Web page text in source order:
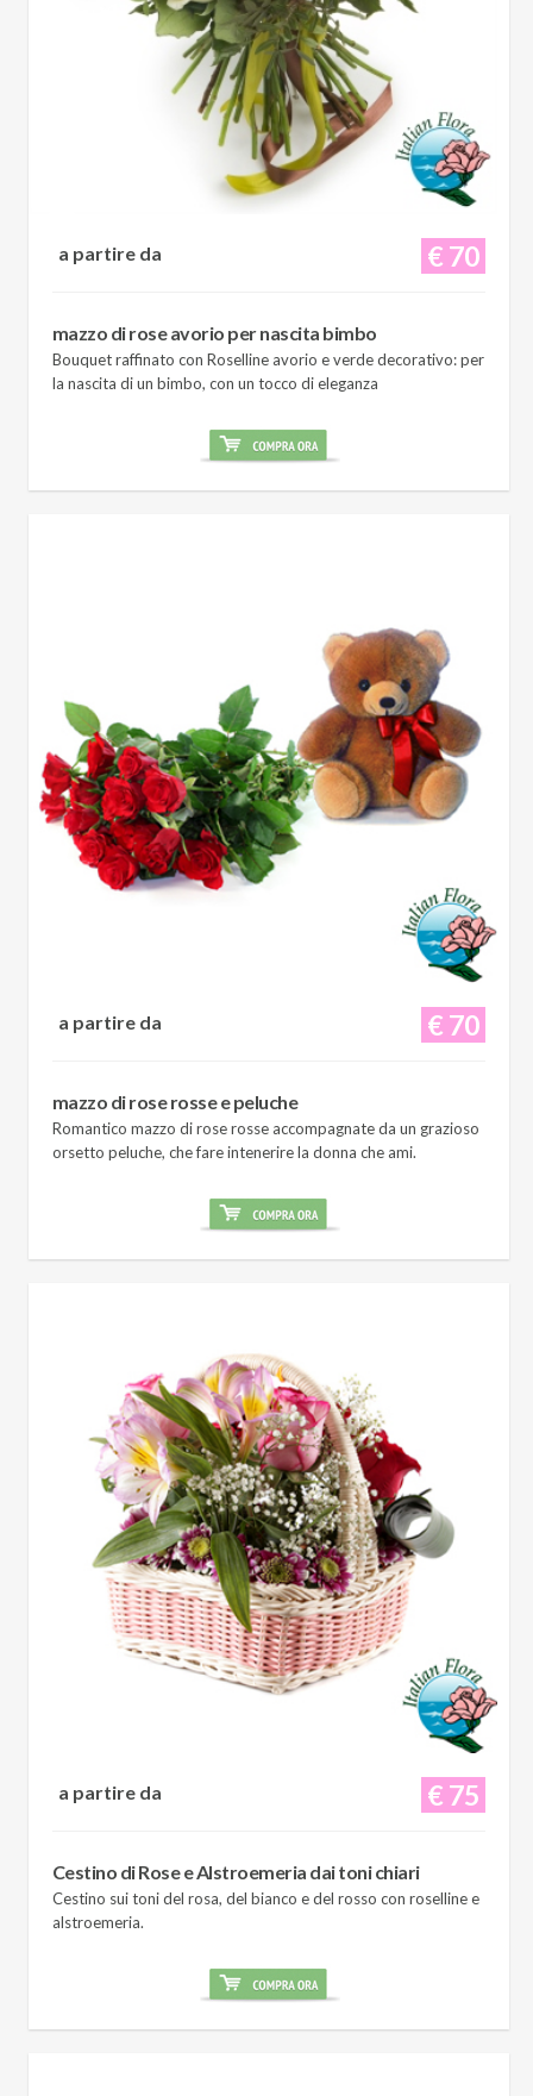
€ 70
a partire da
mazzo di rose avorio per nascita bimbo
Bouquet raffinato con Roselline avorio e verde decorativo: per
la nascita di un bimbo, con un tocco di eleganza
€ 70
a partire da
mazzo di rose rosse e peluche
Romantico mazzo di rose rosse accompagnate da un grazioso
orsetto peluche, che fare intenerire la donna che ami.
€ 75
a partire da
Cestino di Rose e Alstroemeria dai toni chiari
Cestino sui toni del rosa, del bianco e del rosso con roselline e
alstroemeria.